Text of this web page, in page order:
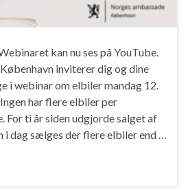
kan nu ses på YouTube.
inviterer dig og dine
i webinar om elbiler mandag 12.
har flere elbiler per
For ti år siden udgjorde salget af
i dag sælges der flere elbiler end …